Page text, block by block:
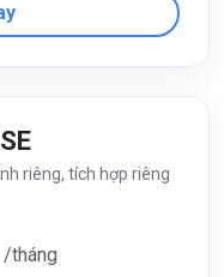
riêng, tích hợp riêng
/tháng